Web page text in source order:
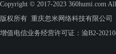
Copyright © 2017-2023 360humi.com
版权所有 重庆忽米网络科技有限公
增值电信业务经营许可证：渝B2-